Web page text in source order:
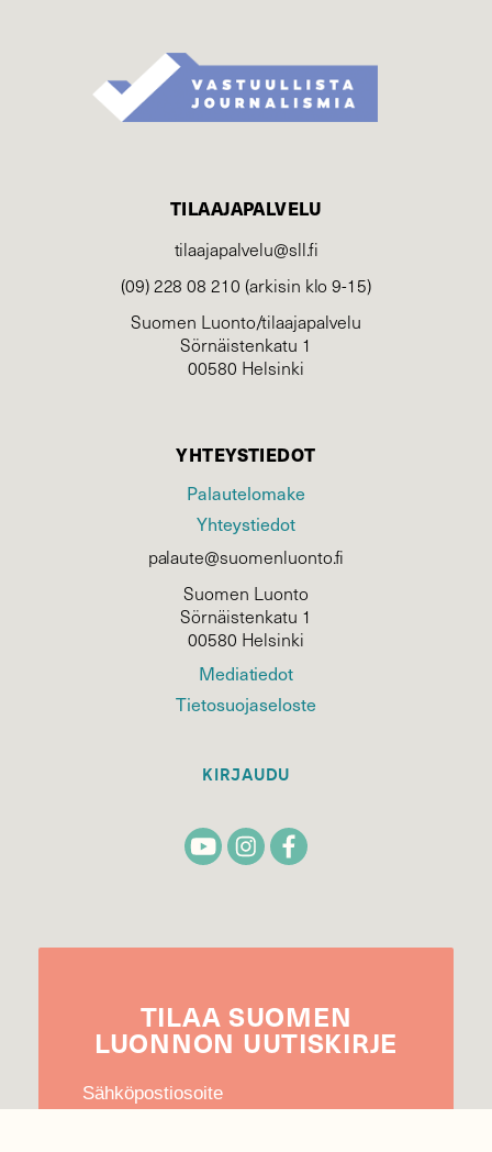
TILAAJAPALVELU
tilaajapalvelu@sll.fi
(09) 228 08 210 (arkisin klo 9-15)
Suomen Luonto/tilaajapalvelu
Sörnäistenkatu 1
00580 Helsinki
YHTEYSTIEDOT
Palautelomake
Yhteystiedot
palaute@suomenluonto.fi
Suomen Luonto
Sörnäistenkatu 1
00580 Helsinki
Mediatiedot
Tietosuojaseloste
KIRJAUDU
TILAA SUOMEN
LUONNON UUTIS­KIRJE
Sähköpostiosoite